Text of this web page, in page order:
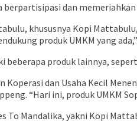
berpartisipasi dan
khususnya Kopi
produk UMKM yang
produk lainnya,
dan Usaha Kecil
“Hari ini, produk UMKM
To Mandalika, yakni Kopi